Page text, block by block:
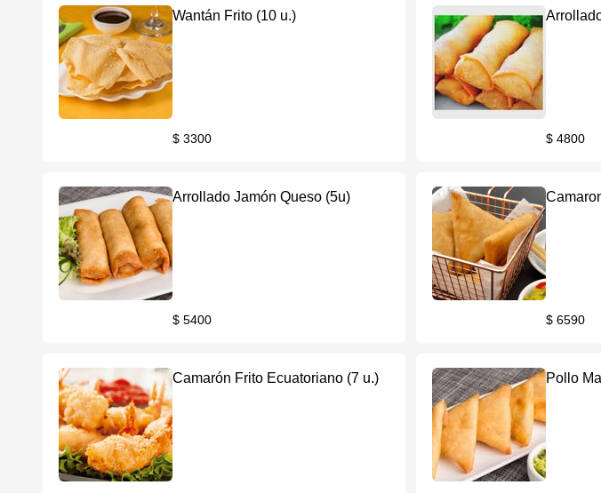
Wantán Frito (10 u.)
$ 3300 $ 4800
Arrollado Jamón Queso (5u)
$ 5400 $ 6590
Camarón Frito Ecuatoriano (7 u.) Pollo